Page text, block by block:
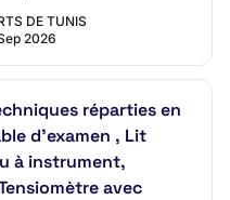
DE TUNIS
2026
réparties en
d'examen , Lit
à instrument,
avec